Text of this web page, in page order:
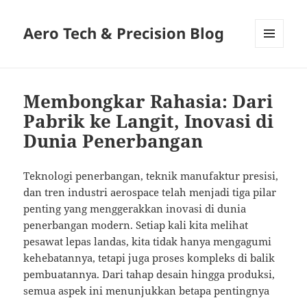
Aero Tech & Precision Blog
Membongkar Rahasia: Dari
Pabrik ke Langit, Inovasi di
Dunia Penerbangan
Teknologi penerbangan, teknik manufaktur presisi,
dan tren industri aerospace telah menjadi tiga pilar
penting yang menggerakkan inovasi di dunia
penerbangan modern. Setiap kali kita melihat
pesawat lepas landas, kita tidak hanya mengagumi
kehebatannya, tetapi juga proses kompleks di balik
pembuatannya. Dari tahap desain hingga produksi,
semua aspek ini menunjukkan betapa pentingnya